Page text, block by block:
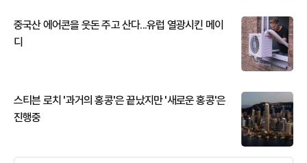
중국산 에어콘을 웃돈 주고 산다...유럽 열광시킨 메이
디
스티븐 로치 '과거의 홍콩'은 끝났지만 '새로운 홍콩'은
진행중